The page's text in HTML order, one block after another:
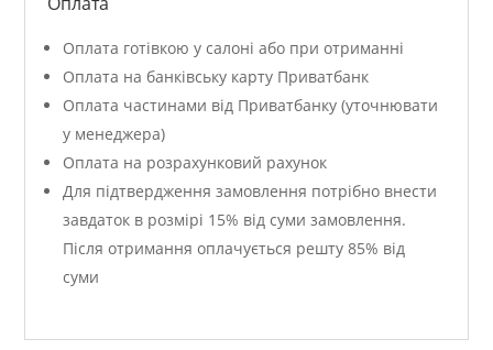
Оплата готівкою у салоні або при отриманні
Оплата на банківську карту Приватбанк
Оплата частинами від Приватбанку (уточнювати
у менеджера)
Оплата на розрахунковий рахунок
Для підтвердження замовлення потрібно внести
завдаток в розмірі 15% від суми замовлення.
Після отримання оплачується решту 85% від
суми